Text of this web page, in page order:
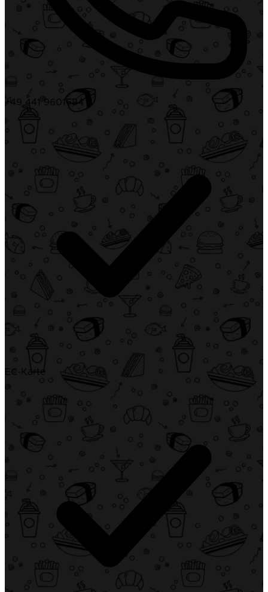
+49 441 9601684
EC-Karte